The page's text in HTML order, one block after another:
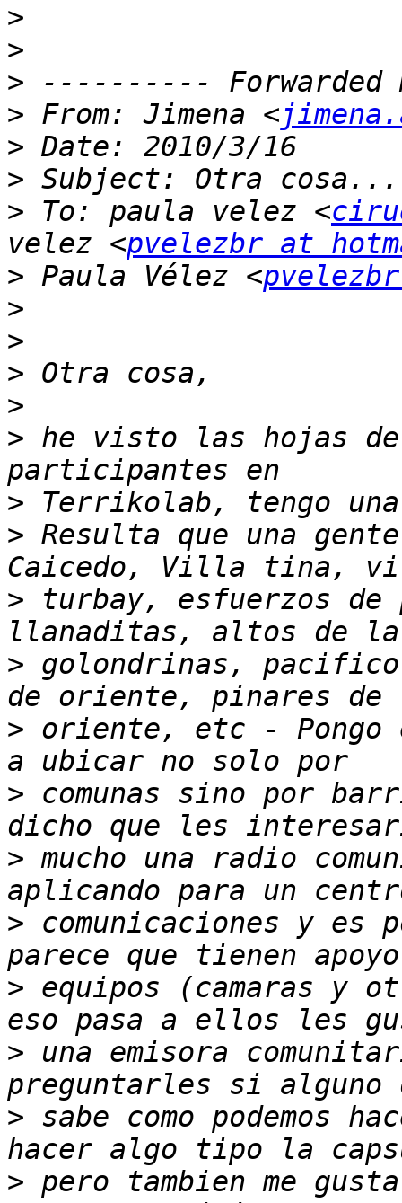
>
>
>
> From: Jimena <
>
>
> To: paula velez <
velez <pvelezbr at
> Paula Vélez <
>
>
>
>
> he visto las hojas
>
> Resulta que una
> turbay, esfuerzos
> golondrinas,
> oriente, etc - Pongo
> comunas sino por
> mucho una radio
> comunicaciones y
> equipos (camaras y
> una emisora
> sabe como podemos
> pero tambien me